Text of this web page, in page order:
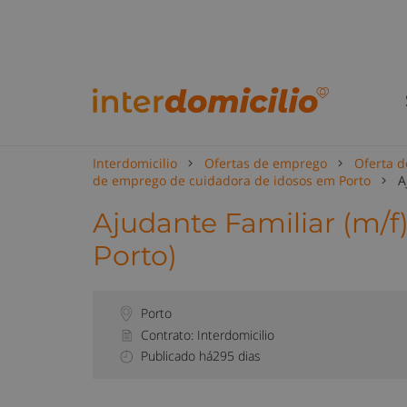
Interdomicilio Ofertas de emprego Oferta
de emprego de cuidadora de idosos em Porto
Ajudante Familiar (m/
Porto)
Porto
Contrato: Interdomicilio
Publicado há295 dias